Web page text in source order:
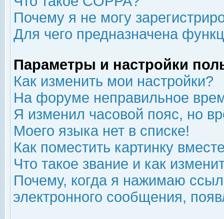
Почему я не могу
Для чего предназначена
Параметры и настройки
Как изменить мои настройки?
На форуме неправильное
Я изменил часовой пояс, но
Моего языка нет в списке!
Как поместить картинку
Что такое звание и как
Почему, когда я нажимаю
электронного сообщения,